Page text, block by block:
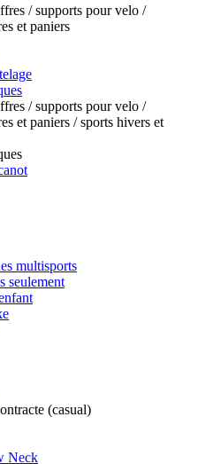
/ supports pour velo /
et paniers
/ supports pour velo /
et paniers / sports hivers et
multisports
seulement
(casual)
Neck